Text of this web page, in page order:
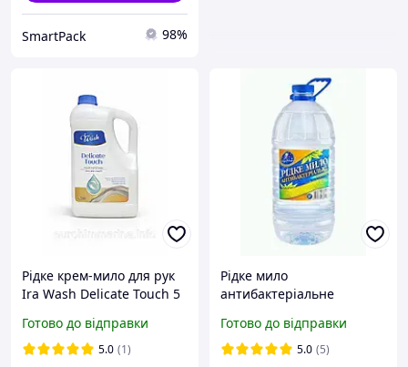
SmartPack 98%
Рідке крем-мило для рук
Ira Wash Delicate Touch 5
догляд
Готово до відправки
5.0 (1)
Рідке мило
антибактеріальне
Готово до відправки
5.0 (5)